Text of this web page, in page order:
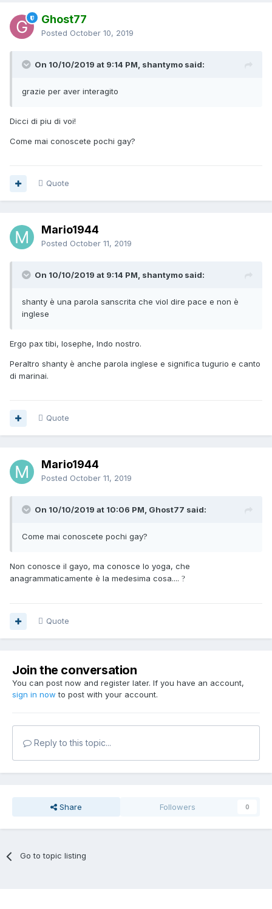
Ghost77
Posted October 10, 2019
On 10/10/2019 at 9:14 PM, shantymo said:
grazie per aver interagito
Dicci di piu di voi!
Come mai conoscete pochi gay?
Quote
Mario1944
Posted October 11, 2019
On 10/10/2019 at 9:14 PM, shantymo said:
shanty è una parola sanscrita che viol dire pace e non è
inglese
Ergo pax tibi, Iosephe, Indo nostro.
Peraltro shanty è anche parola inglese e significa tugurio e canto
di marinai.
Quote
Mario1944
Posted October 11, 2019
On 10/10/2019 at 10:06 PM, Ghost77 said:
Come mai conoscete pochi gay?
Non conosce il gayo, ma conosce lo yoga, che
anagrammaticamente è la medesima cosa.... ?
Quote
Join the conversation
You can post now and register later. If you have an account,
sign in now to post with your account.
Reply to this topic...
Share Followers 0
Go to topic listing